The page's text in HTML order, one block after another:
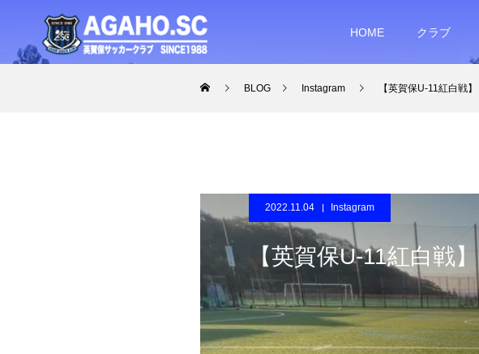
HOME クラブ
BLOG Instagram 【英賀保U-11紅白戦】
2022.11.04 Instagram
【英賀保U-11紅白戦】